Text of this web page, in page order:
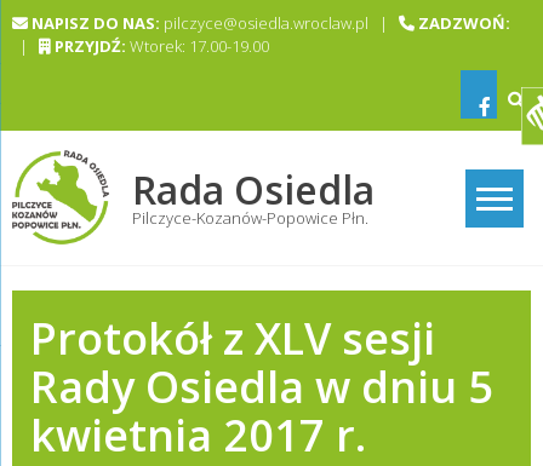
Skip NAPISZ DO NAS: pilczyce@osiedla.wroclaw.pl |
ZADZWOŃ:
|
PRZYJDŹ: Wtorek: 17.00-19.00
Rada Osiedla
Pilczyce-Kozanów-Popowice Płn.
Protokół z XLV sesji
Rady Osiedla w dniu 5
kwietnia 2017 r.